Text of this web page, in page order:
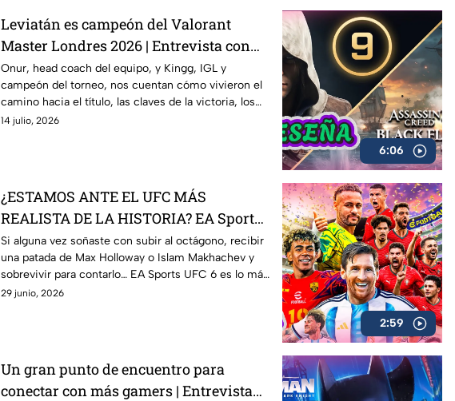
Leviatán es campeón del Valorant
Master Londres 2026 | Entrevista con
Onur y Kingg
Onur, head coach del equipo, y Kingg, IGL y
campeón del torneo, nos cuentan cómo vivieron el
camino hacia el título, las claves de la victoria, los
momentos más complicados del campeonato y lo
14 julio, 2026
6:06
¿ESTAMOS ANTE EL UFC MÁS
REALISTA DE LA HISTORIA? EA Sports
UFC 6 | AZE Review
Si alguna vez soñaste con subir al octágono, recibir
una patada de Max Holloway o Islam Makhachev y
sobrevivir para contarlo… EA Sports UFC 6 es lo más
cerca que vas a estar
29 junio, 2026
2:59
Un gran punto de encuentro para
conectar con más gamers | Entrevista